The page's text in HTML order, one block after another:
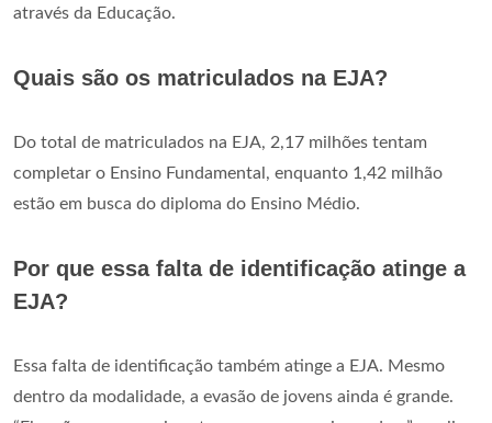
através da Educação.
Quais são os matriculados na EJA?
Do total de matriculados na EJA, 2,17 milhões tentam
completar o Ensino Fundamental, enquanto 1,42 milhão
estão em busca do diploma do Ensino Médio.
Por que essa falta de identificação atinge a
EJA?
Essa falta de identificação também atinge a EJA. Mesmo
dentro da modalidade, a evasão de jovens ainda é grande.